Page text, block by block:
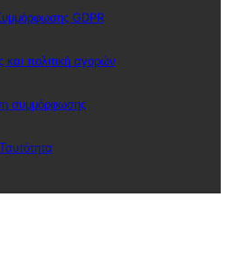
GDPR
πολιτική αγορών
συμμόρφωσης
Ταυτότητα